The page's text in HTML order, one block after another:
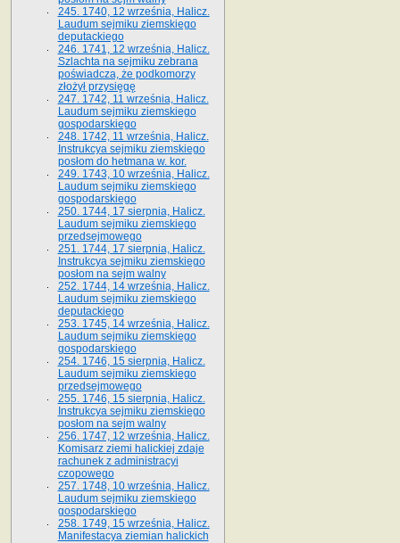
245. 1740, 12 września, Halicz.
Laudum sejmiku ziemskiego
deputackiego
246. 1741, 12 września, Halicz.
Szlachta na sejmiku zebrana
poświadcza, że podkomorzy
złożył przysięgę
247. 1742, 11 września, Halicz.
Laudum sejmiku ziemskiego
gospodarskiego
248. 1742, 11 września, Halicz.
Instrukcya sejmiku ziemskiego
posłom do hetmana w. kor.
249. 1743, 10 września, Halicz.
Laudum sejmiku ziemskiego
gospodarskiego
250. 1744, 17 sierpnia, Halicz.
Laudum sejmiku ziemskiego
przedsejmowego
251. 1744, 17 sierpnia, Halicz.
Instrukcya sejmiku ziemskiego
posłom na sejm walny
252. 1744, 14 września, Halicz.
Laudum sejmiku ziemskiego
deputackiego
253. 1745, 14 września, Halicz.
Laudum sejmiku ziemskiego
gospodarskiego
254. 1746, 15 sierpnia, Halicz.
Laudum sejmiku ziemskiego
przedsejmowego
255. 1746, 15 sierpnia, Halicz.
Instrukcya sejmiku ziemskiego
posłom na sejm walny
256. 1747, 12 września, Halicz.
Komisarz ziemi halickiej zdaje
rachunek z administracyi
czopowego
257. 1748, 10 września, Halicz.
Laudum sejmiku ziemskiego
gospodarskiego
258. 1749, 15 września, Halicz.
Manifestacya ziemian halickich